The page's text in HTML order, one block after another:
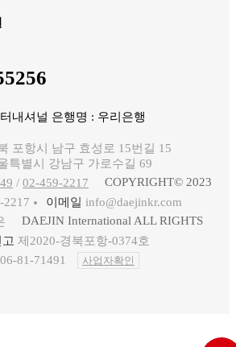
내셔널 은행명 : 우리은행
포항시 남구 효성로 15번길 15
특별시 강남구 가로수길 69
/ 02-459-2217
2217 이메일 info@daejinkr.com
제2020-경북포항-0374호
81-71491 사업자확인
COPYRIGHT© 2023
DAEJIN International ALL RIGHTS